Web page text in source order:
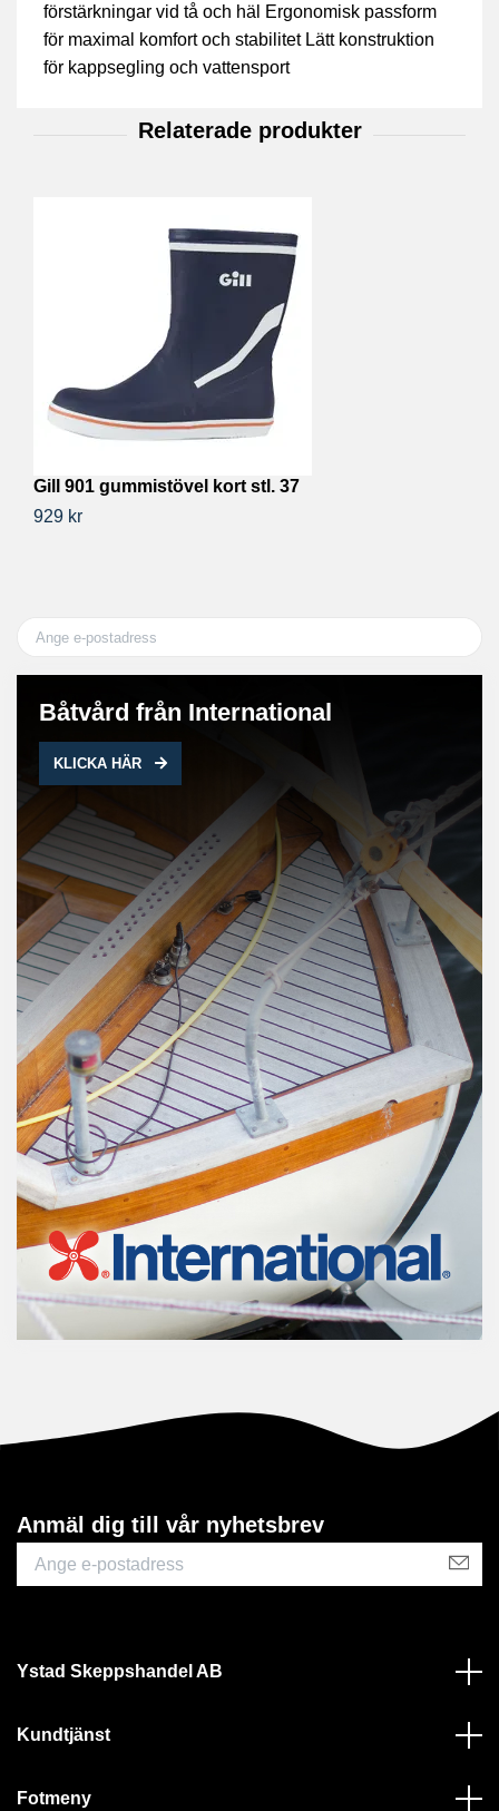
Båtvård från International
KLICKA HÄR
förstärkningar vid tå och häl Ergonomisk passform
för maximal komfort och stabilitet Lätt konstruktion
för kappsegling och vattensport
Gill 901 gummistövel kort stl. 37
929 kr
Anmäl dig till vår nyhetsbrev
Ystad Skeppshandel AB
Kundtjänst
Fotmeny